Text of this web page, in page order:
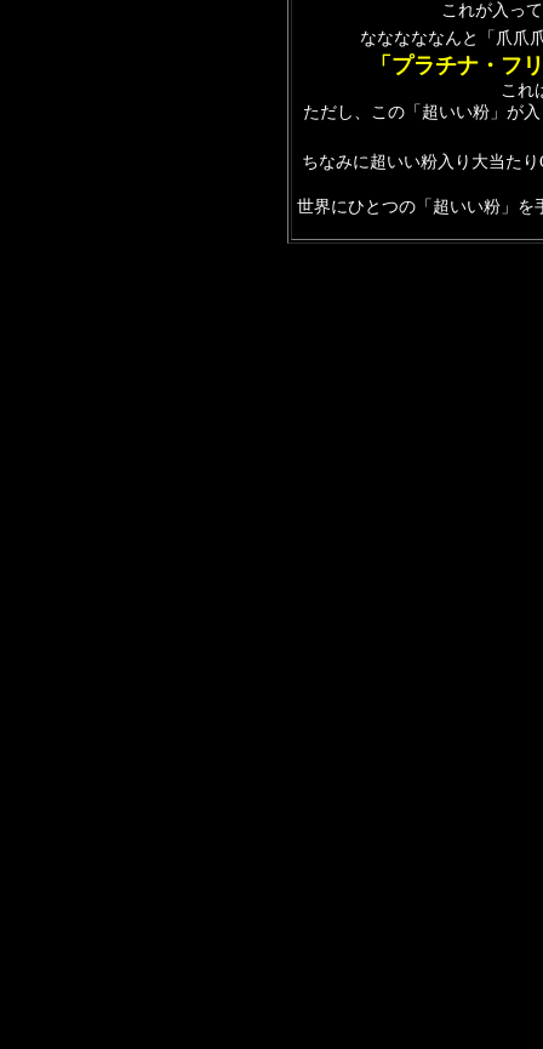
これが入っ
なななななんと「爪爪
「プラチナ・フ
これ
ただし、この「超いい粉」が
ちなみに超いい粉入り大当た
世界にひとつの「超いい粉」を